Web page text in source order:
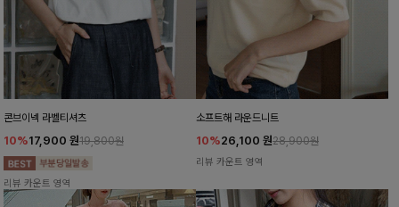
콘브이넥 라벨티셔츠
10%17,900 원19,800원
리뷰 카운트 영역
소프트해 라운드니트
10%26,100 원28,900원
리뷰 카운트 영역